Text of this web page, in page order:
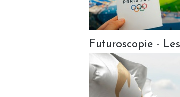
Futuroscopie -